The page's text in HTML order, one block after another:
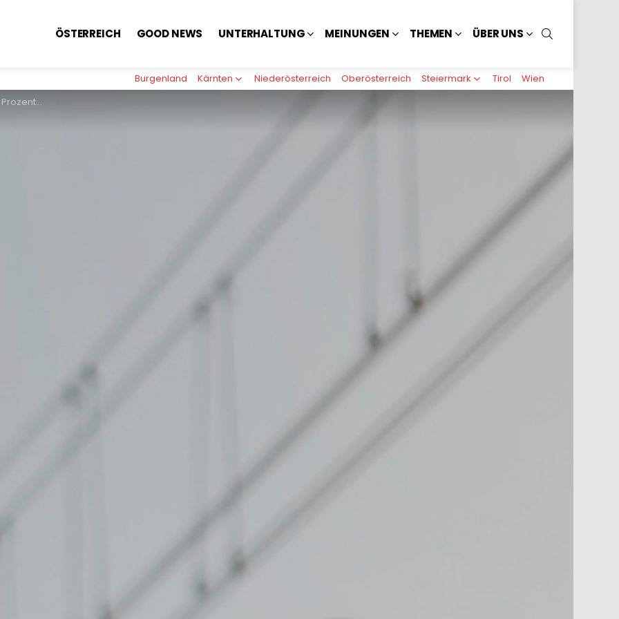
ÖSTERREICH GOOD NEWS UNTERHALTUNG MEINUNGEN THEMEN ÜBER UNS
Burgenland Kärnten Niederösterreich Oberösterreich Steiermark Tirol
Wien
Zugreise